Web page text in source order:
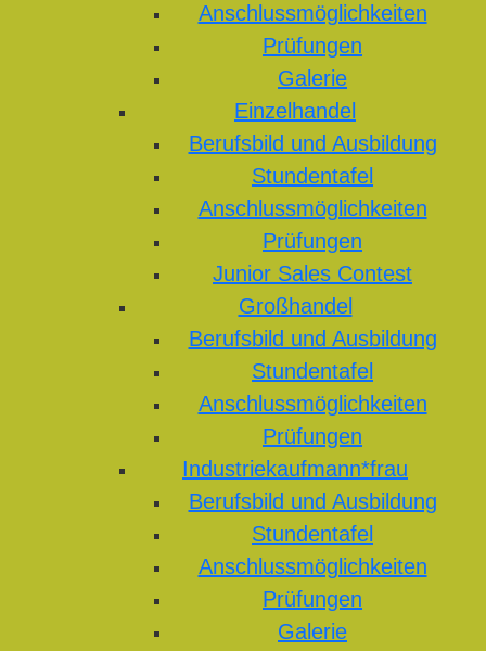
Anschlussmöglichkeiten
Prüfungen
Galerie
Einzelhandel
Berufsbild und Ausbildung
Stundentafel
Anschlussmöglichkeiten
Prüfungen
Junior Sales Contest
Großhandel
Berufsbild und Ausbildung
Stundentafel
Anschlussmöglichkeiten
Prüfungen
Industriekaufmann*frau
Berufsbild und Ausbildung
Stundentafel
Anschlussmöglichkeiten
Prüfungen
Galerie